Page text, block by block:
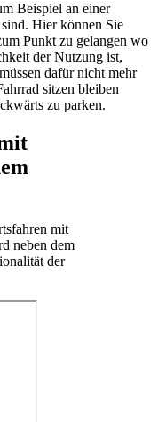
Beispiel an einer
Hier können Sie
Punkt zu gelangen wo
der Nutzung ist,
dafür nicht mehr
sitzen bleiben
zu parken.
mit
neben dem
der